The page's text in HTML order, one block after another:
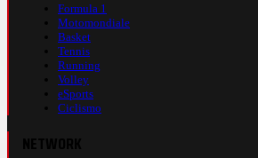
Formula 1
Motomondiale
Basket
Tennis
Running
Volley
eSports
Ciclismo